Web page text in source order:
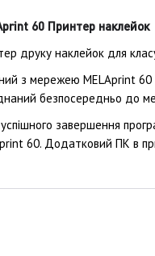
60 Принтер
друку наклейок для
з мережею MELAprint 60
безпосередньо до
успішного завершення
60. Додатковий ПК в